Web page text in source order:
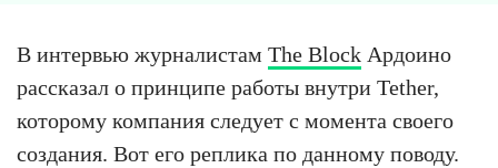
В интервью журналистам The Block Ардоино
рассказал о принципе работы внутри Tether,
которому компания следует с момента своего
создания. Вот его реплика по данному поводу.